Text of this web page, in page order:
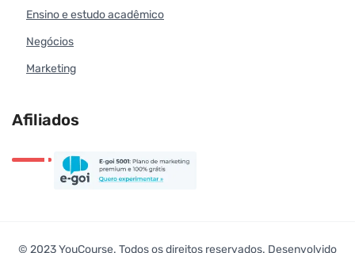
Ensino e estudo acadêmico
Negócios
Marketing
Afiliados
© 2023 YouCourse. Todos os direitos reservados. Desenvolvido